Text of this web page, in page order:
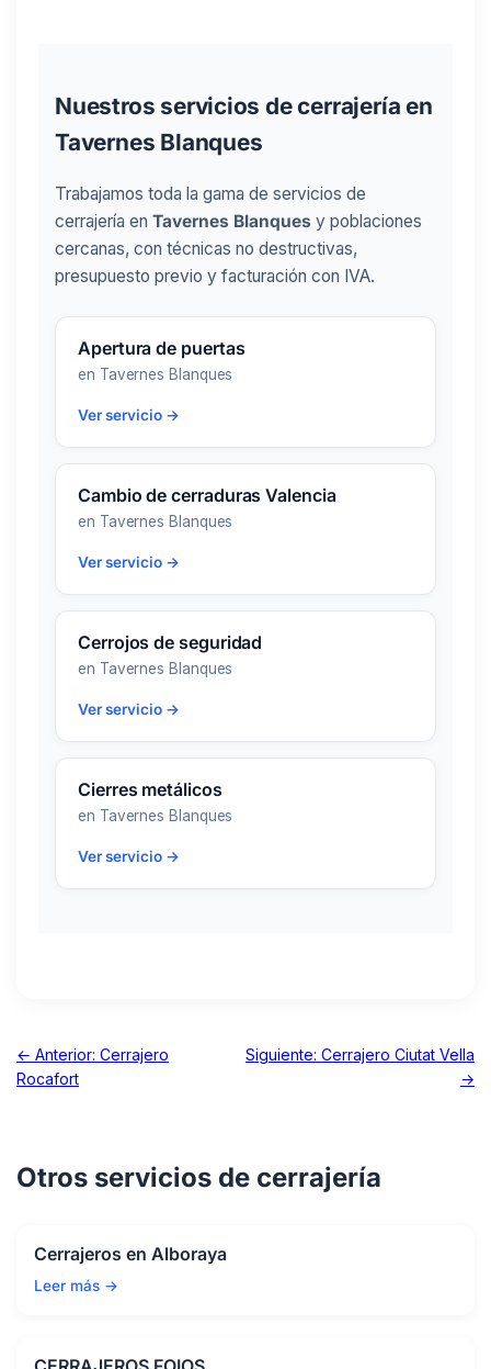
Nuestros servicios de cerrajería en
Tavernes Blanques
Trabajamos toda la gama de servicios de
cerrajería en Tavernes Blanques y poblaciones
cercanas, con técnicas no destructivas,
presupuesto previo y facturación con IVA.
Apertura de puertas
en Tavernes Blanques
Ver servicio →
Cambio de cerraduras Valencia
en Tavernes Blanques
Ver servicio →
Cerrojos de seguridad
en Tavernes Blanques
Ver servicio →
Cierres metálicos
en Tavernes Blanques
Ver servicio →
← Anterior: Cerrajero
Rocafort
Siguiente: Cerrajero Ciutat Vella
→
Otros servicios de cerrajería
Cerrajeros en Alboraya
Leer más →